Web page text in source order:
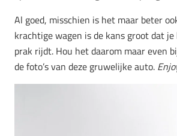
Al goed, misschien is het maar beter
krachtige wagen is de kans groot dat
prak rijdt. Hou het daarom maar even
de foto’s van deze gruwelijke auto.